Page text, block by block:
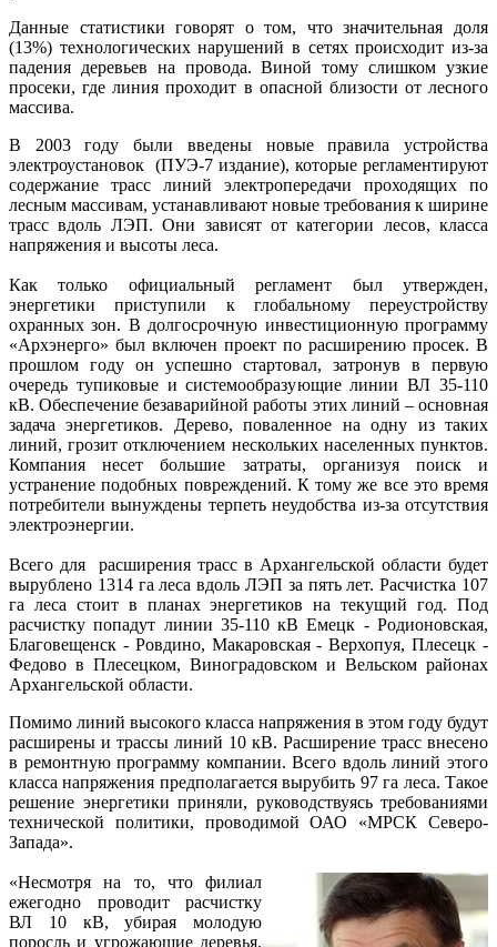
Данные статистики говорят о том, что значительная доля
(13%) технологических нарушений в сетях происходит из-за
падения деревьев на провода. Виной тому слишком узкие
просеки, где линия проходит в опасной близости от лесного
массива.
В 2003 году были введены новые правила устройства
электроустановок (ПУЭ-7 издание), которые регламентируют
содержание трасс линий электропередачи проходящих по
лесным массивам, устанавливают новые требования к ширине
трасс вдоль ЛЭП. Они зависят от категории лесов, класса
напряжения и высоты леса.
Как только официальный регламент был утвержден,
энергетики приступили к глобальному переустройству
охранных зон. В долгосрочную инвестиционную программу
«Архэнерго» был включен проект по расширению просек. В
прошлом году он успешно стартовал, затронув в первую
очередь тупиковые и системообразующие линии ВЛ 35-110
кВ. Обеспечение безаварийной работы этих линий – основная
задача энергетиков. Дерево, поваленное на одну из таких
линий, грозит отключением нескольких населенных пунктов.
Компания несет большие затраты, организуя поиск и
устранение подобных повреждений. К тому же все это время
потребители вынуждены терпеть неудобства из-за отсутствия
электроэнергии.
Всего для расширения трасс в Архангельской области будет
вырублено 1314 га леса вдоль ЛЭП за пять лет. Расчистка 107
га леса стоит в планах энергетиков на текущий год. Под
расчистку попадут линии 35-110 кВ Емецк - Родионовская,
Благовещенск - Ровдино, Макаровская - Верхопуя, Плесецк -
Федово в Плесецком, Виноградовском и Вельском районах
Архангельской области.
Помимо линий высокого класса напряжения в этом году будут
расширены и трассы линий 10 кВ. Расширение трасс внесено
в ремонтную программу компании. Всего вдоль линий этого
класса напряжения предполагается вырубить 97 га леса. Такое
решение энергетики приняли, руководствуясь требованиями
технической политики, проводимой ОАО «МРСК Северо-
Запада».
«Несмотря на то, что филиал
ежегодно проводит расчистку
ВЛ 10 кВ, убирая молодую
поросль и угрожающие деревья,